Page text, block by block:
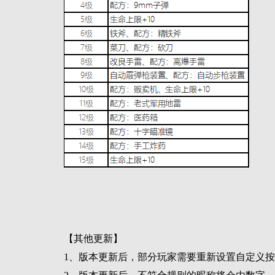
【其他更新】
1、版本更新后，部分玩家需要重新设置自定义